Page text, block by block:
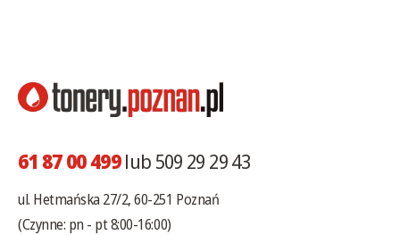
61 87 00 499lub 509 29 29 43
ul. Hetmańska 27/2, 60-251 Poznań
(Czynne: pn - pt 8:00-16:00)